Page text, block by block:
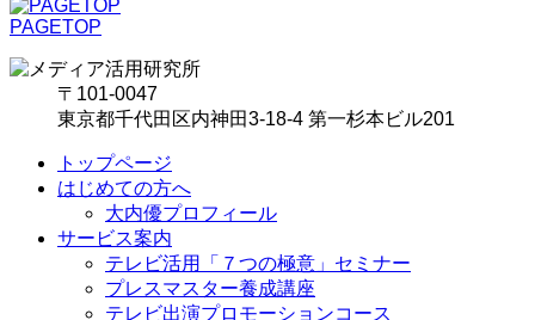
PAGETOP
〒101-0047
東京都千代田区内神田3-18-4 第一杉本ビル201
トップページ
はじめての方へ
大内優プロフィール
サービス案内
テレビ活用「７つの極意」セミナー
プレスマスター養成講座
テレビ出演プロモーションコース